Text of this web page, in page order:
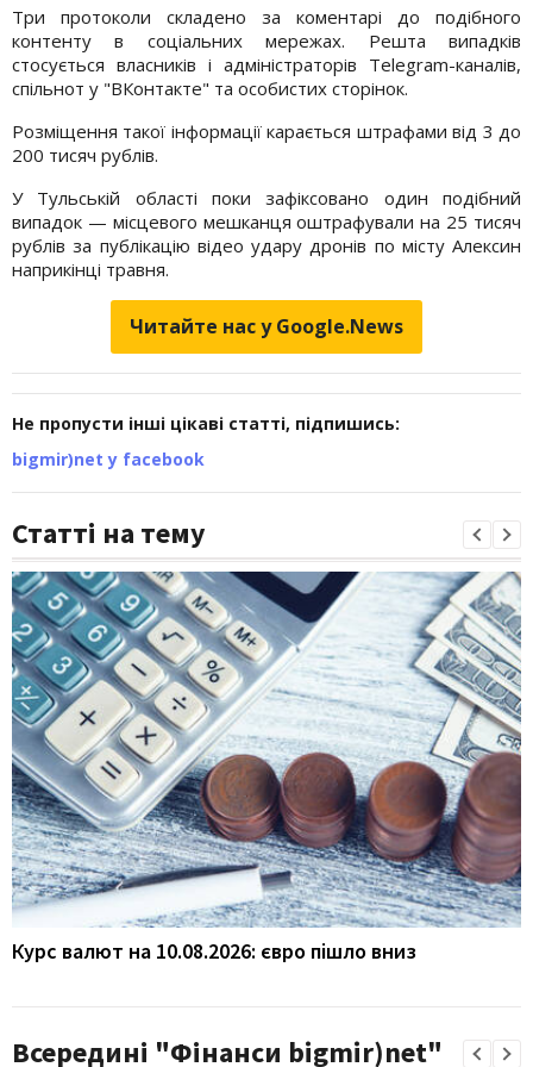
Три протоколи складено за коментарі до подібного
контенту в соціальних мережах. Решта випадків
стосується власників і адміністраторів Telegram-каналів,
спільнот у "ВКонтакте" та особистих сторінок.
Розміщення такої інформації карається штрафами від 3 до
200 тисяч рублів.
У Тульській області поки зафіксовано один подібний
випадок — місцевого мешканця оштрафували на 25 тисяч
рублів за публікацію відео удару дронів по місту Алексин
наприкінці травня.
Читайте нас у Google.News
Не пропусти інші цікаві статті, підпишись:
bigmir)net у facebook
Статті на тему
Курс валют на 10.08.2026: євро пішло вниз
Всередині "Фінанси bigmir)net"